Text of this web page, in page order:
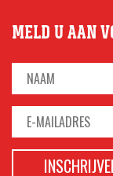
MELD U AAN